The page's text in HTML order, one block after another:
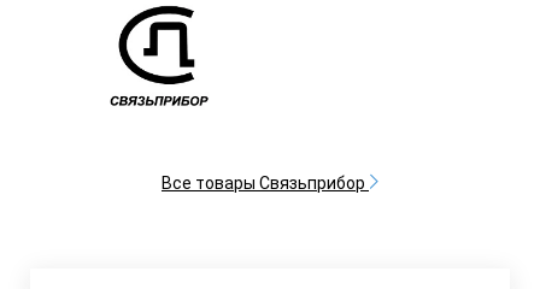
Все товары Связьприбор